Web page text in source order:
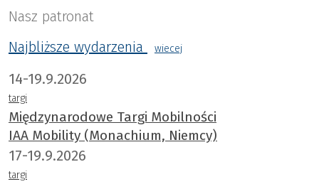
Nasz patronat
Najbliższe wydarzenia
wiecej
14-19.9.2026
targi
Międzynarodowe Targi Mobilności
IAA Mobility (Monachium, Niemcy)
17-19.9.2026
targi